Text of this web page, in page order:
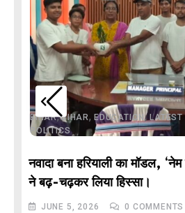
BIHAR,BIHAR, EDUCATION,LATEST
POLITICS
नवादा बना हरियाली का मॉडल, ‘नेम
ने बढ़-चढ़कर लिया हिस्सा।
JUNE 5, 2026 0 COMMENTS